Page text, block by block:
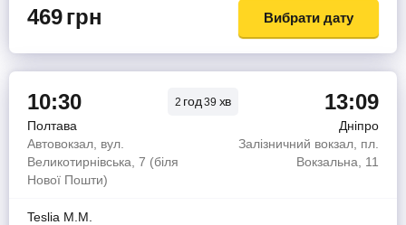
469грн Вибрати дату
10:30 2 год39 хв 13:09
Полтава
Дніпро
Автовокзал, вул.
Великотирнівська, 7 (біля
Нової Пошти)
Залізничний вокзал, пл.
Вокзальна, 11
Teslia M.M.